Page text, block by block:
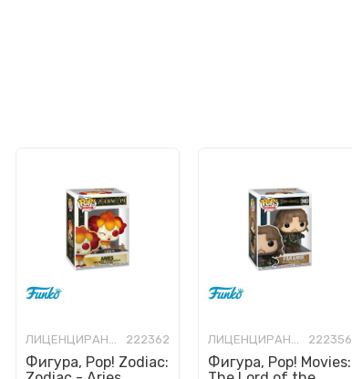
ЛИЦЕНЦИРАНИ ФИГУРИ И СЕТОВИ 222362
Фигура, Pop! Zodiac:
ЛИЦЕНЦИРАНИ ФИГУРИ И СЕТОВИ 222356
Фигура, Pop! Movies: